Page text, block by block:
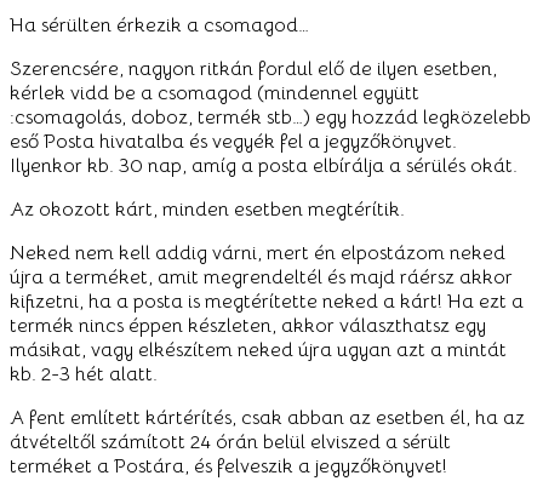
Ha sérülten érkezik a csomagod…
Szerencsére, nagyon ritkán fordul elő de ilyen esetben,
kérlek vidd be a csomagod (mindennel együtt
:csomagolás, doboz, termék stb…) egy hozzád legközelebb
eső Posta hivatalba és vegyék fel a jegyzőkönyvet.
Ilyenkor kb. 30 nap, amíg a posta elbírálja a sérülés okát.
Az okozott kárt, minden esetben megtérítik.
Neked nem kell addig várni, mert én elpostázom neked
újra a terméket, amit megrendeltél és majd ráérsz akkor
kifizetni, ha a posta is megtérítette neked a kárt! Ha ezt a
termék nincs éppen készleten, akkor választhatsz egy
másikat, vagy elkészítem neked újra ugyan azt a mintát
kb. 2-3 hét alatt.
A fent említett kártérítés, csak abban az esetben él, ha az
átvételtől számított 24 órán belül elviszed a sérült
terméket a Postára, és felveszik a jegyzőkönyvet!